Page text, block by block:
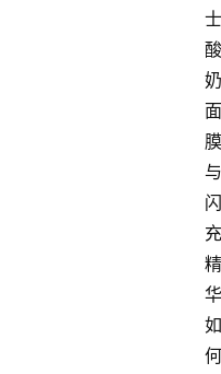
士
酸
奶
面
膜
与
闪
充
精
华
如
何